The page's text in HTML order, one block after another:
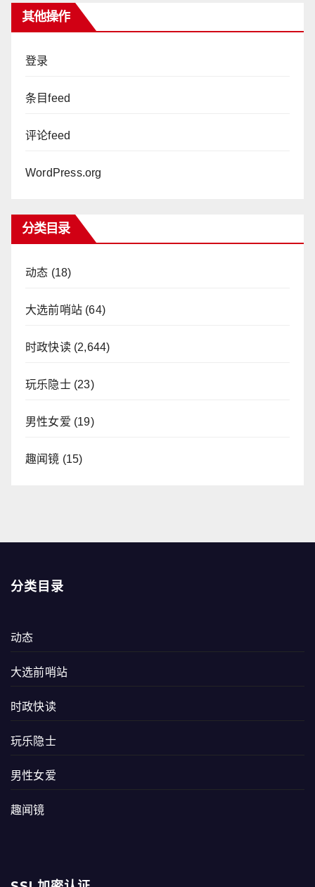
其他操作
登录
条目feed
评论feed
WordPress.org
分类目录
动态 (18)
大选前哨站 (64)
时政快读(2,644)
玩乐隐士(23)
男性女爱 (19)
趣闻镜 (15)
分类目录
动态
大选前哨站
时政快读
玩乐隐士
男性女爱
趣闻镜